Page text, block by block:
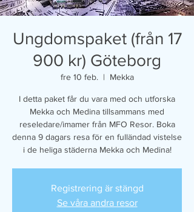
Ungdomspaket (från 17
900 kr) Göteborg
fre 10 feb.
  |
Mekka
I detta paket får du vara med och utforska
Mekka och Medina tillsammans med
reseledare/imamer från MFO Resor. Boka
denna 9 dagars resa för en fulländad vistelse
i de heliga städerna Mekka och Medina!
Registrering är stängd
Se våra andra resor